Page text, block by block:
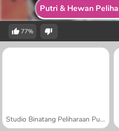
Putri & Hewan
77%
Studio Binatang Peliharaan Putri